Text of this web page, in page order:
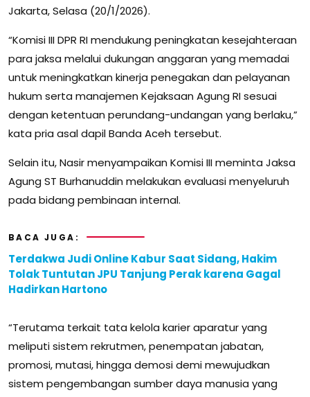
Jakarta, Selasa (20/1/2026).
“Komisi III DPR RI mendukung peningkatan kesejahteraan
para jaksa melalui dukungan anggaran yang memadai
untuk meningkatkan kinerja penegakan dan pelayanan
hukum serta manajemen Kejaksaan Agung RI sesuai
dengan ketentuan perundang-undangan yang berlaku,”
kata pria asal dapil Banda Aceh tersebut.
Selain itu, Nasir menyampaikan Komisi III meminta Jaksa
Agung ST Burhanuddin melakukan evaluasi menyeluruh
pada bidang pembinaan internal.
BACA JUGA:
Terdakwa Judi Online Kabur Saat Sidang, Hakim
Tolak Tuntutan JPU Tanjung Perak karena Gagal
Hadirkan Hartono
“Terutama terkait tata kelola karier aparatur yang
meliputi sistem rekrutmen, penempatan jabatan,
promosi, mutasi, hingga demosi demi mewujudkan
sistem pengembangan sumber daya manusia yang